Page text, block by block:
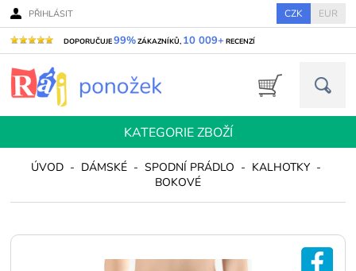
PŘIHLÁSIT CZK EUR
DOPORUČUJE99%ZÁKAZNÍKŮ, 10 009+ RECENZÍ
KATEGORIE ZBOŽÍ
ÚVOD - DÁMSKÉ - SPODNÍ PRÁDLO - KALHOTKY -
BOKOVÉ